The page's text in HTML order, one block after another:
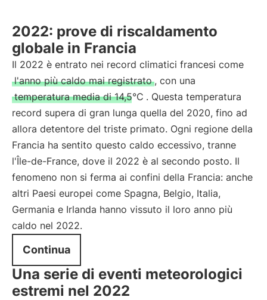
2022: prove di riscaldamento
globale in Francia
Il 2022 è entrato nei record climatici francesi come
l'anno più caldo mai registrato , con una
temperatura media di 14,5°C . Questa temperatura
record supera di gran lunga quella del 2020, fino ad
allora detentore del triste primato. Ogni regione della
Francia ha sentito questo caldo eccessivo, tranne
l'Île-de-France, dove il 2022 è al secondo posto. Il
fenomeno non si ferma ai confini della Francia: anche
altri Paesi europei come Spagna, Belgio, Italia,
Germania e Irlanda hanno vissuto il loro anno più
caldo nel 2022.
Continua
Una serie di eventi meteorologici
estremi nel 2022